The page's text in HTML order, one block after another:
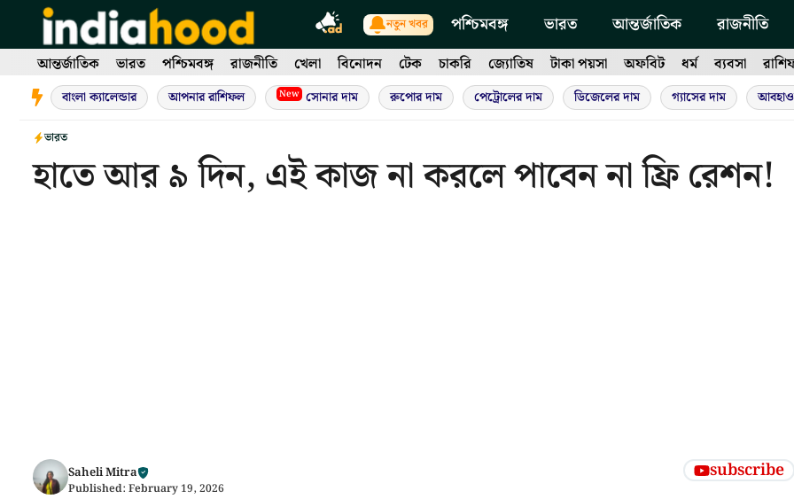
content
নতুন খবর পশ্চিমবঙ্গ ভারত আন্তর্জাতিক রাজনীতি
আন্তর্জাতিক ভারত পশ্চিমবঙ্গ রাজনীতি খেলা বিনোদন টেক চাকরি জ্যোতিষ টাকা পয়সা অফবিট ধর্ম ব্যবসা
বাংলা ক্যালেন্ডার আপনার রাশিফল New সোনার দাম রুপোর দাম পেট্রোলের দাম ডিজেলের দাম গ্যাসের দাম
ভারত
হাতে আর ৯ দিন, এই কাজ না করলে পাবেন না ফ্রি রেশন!
Saheli Mitra
Published: February 19, 2026
subscribe